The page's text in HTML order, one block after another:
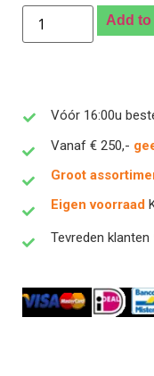
Add to
Vóór 16:00u
Vanaf € 250,-
Groot
Eigen voorraad
Tevreden klanten